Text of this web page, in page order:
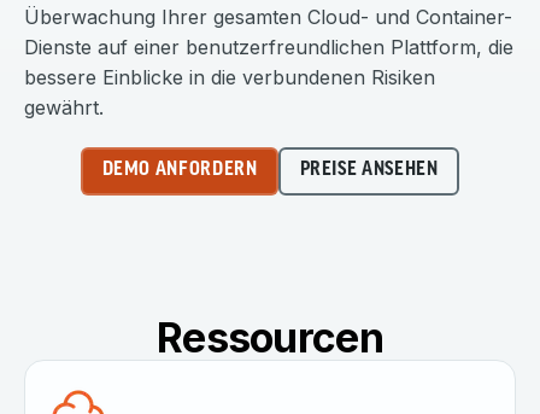
Überwachung Ihrer gesamten Cloud- und Container-
Dienste auf einer benutzerfreundlichen Plattform, die
bessere Einblicke in die verbundenen Risiken
gewährt.
DEMO ANFORDERN PREISE ANSEHEN
Ressourcen